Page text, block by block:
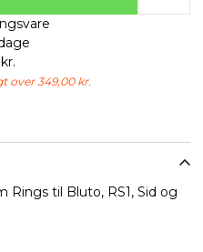
Rings til Bluto, RS1, Sid og
over 349,00 kr.